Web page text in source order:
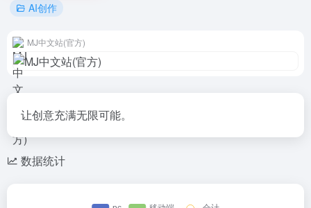
AI创作
MJ中文站(官方)
让创意充满无限可能。
数据统计